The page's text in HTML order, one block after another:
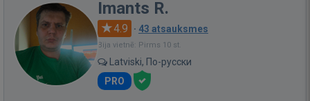
Imants R.
4.9 · 43 atsauksmes
Bija vietnē: Pirms 10 st.
Latviski, По-русски
PRO